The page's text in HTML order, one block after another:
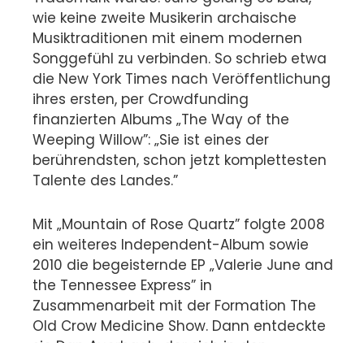
wie keine zweite Musikerin archaische
Musiktraditionen mit einem modernen
Songgefühl zu verbinden. So schrieb etwa
die New York Times nach Veröffentlichung
ihres ersten, per Crowdfunding
finanzierten Albums „The Way of the
Weeping Willow”: „Sie ist eines der
berührendsten, schon jetzt komplettesten
Talente des Landes.”
Mit „Mountain of Rose Quartz” folgte 2008
ein weiteres Independent-Album sowie
2010 die begeisternde EP „Valerie June and
the Tennessee Express” in
Zusammenarbeit mit der Formation The
Old Crow Medicine Show. Dann entdeckte